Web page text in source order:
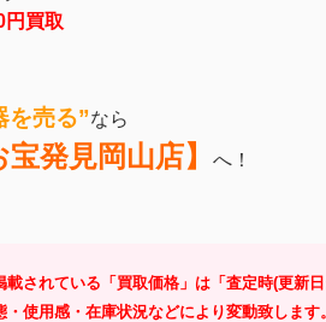
円買取
を売る”なら
宝発見岡山店】 へ！
されている「買取価格」は「査定時(更新日
・使用感・在庫状況などにより変動致します。